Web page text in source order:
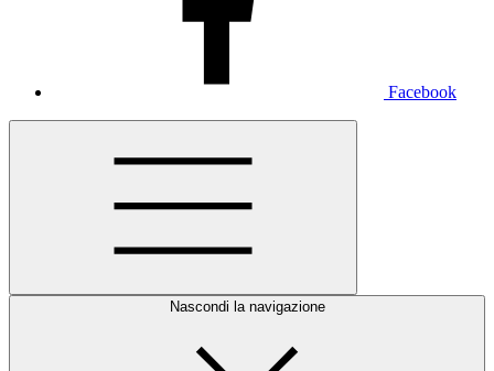
Facebook
Nascondi la navigazione